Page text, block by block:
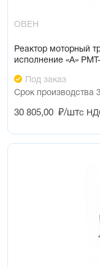
ОВЕН
Реактор моторный
исполнение «А»
Под заказ
Срок производства
30 805,00 ₽/штс